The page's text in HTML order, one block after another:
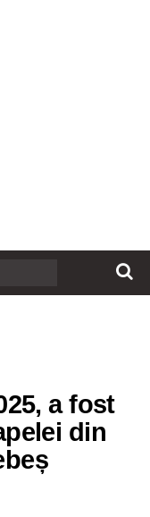
a fost
din